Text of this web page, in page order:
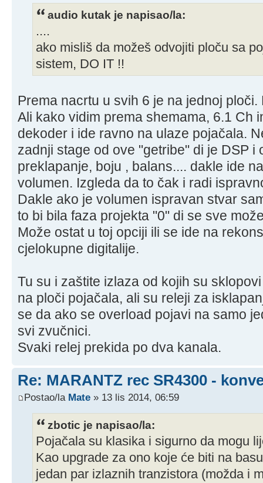
audio kutak je napisao/la:
....
ako misliš da možeš odvojiti ploču sa
sistem, DO IT !!
Prema nacrtu u svih 6 je na jednoj
Ali kako vidim prema shemama, 6.1 Ch
dekoder i ide ravno na ulaze pojačala.
zadnji stage od ove "getribe" di je DSP i
preklapanje, boju , balans.... dakle ide
volumen. Izgleda da to čak i radi
Dakle ako je volumen ispravan stvar
to bi bila faza projekta "0" di se sve
Može ostat u toj opciji ili se ide na
cjelokupne digitalije.
Tu su i zaštite izlaza od kojih su
na ploči pojačala, ali su releji za
se da ako se overload pojavi na samo
svi zvučnici.
Svaki relej prekida po dva kanala.
Re: MARANTZ rec SR4300 -
Postao/la Mate » 13 lis 2014, 06:59
zbotic je napisao/la:
Pojačala su klasika i sigurno da mogu
Kao upgrade za ono koje će biti na
jedan par izlaznih tranzistora (možda i